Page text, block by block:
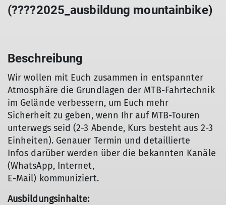
(????2025_ausbildung mountainbike)
Beschreibung
Wir wollen mit Euch zusammen in entspannter
Atmosphäre die Grundlagen der MTB-Fahrtechnik
im Gelände verbessern, um Euch mehr
Sicherheit zu geben, wenn Ihr auf MTB-Touren
unterwegs seid (2-3 Abende, Kurs besteht aus 2-3
Einheiten). Genauer Termin und detaillierte
Infos darüber werden über die bekannten Kanäle
(WhatsApp, Internet,
E-Mail) kommuniziert.
Ausbildungsinhalte: